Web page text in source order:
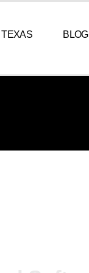
TEXAS BLOG